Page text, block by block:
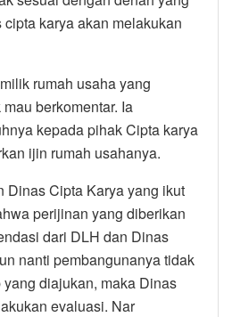
karya akan melakukan
rumah usaha yang
berkomentar. Ia
kepada pihak Cipta karya
ijin rumah usahanya.
Dinas Cipta Karya yang ikut
perijinan yang diberikan
dari DLH dan Dinas
nanti pembangunanya tidak
diajukan, maka Dinas
evaluasi. Nar